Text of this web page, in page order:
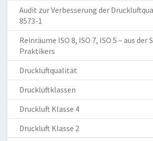
Audit zur Verbesserung der
8573-1
Reinräume ISO 8, ISO 7, ISO 5 – aus der
Praktikers
Druckluftqualität
Druckluftklassen
Druckluft Klasse 4
Druckluft Klasse 2